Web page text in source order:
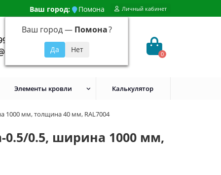
Ваш город: Помона
Ваш город — Помона?
Личный кабинет
648-92-94
0
Элементы кровли Калькулятор
1000 мм, толщина 40 мм, RAL7004
0.5/0.5, ширина 1000 мм,